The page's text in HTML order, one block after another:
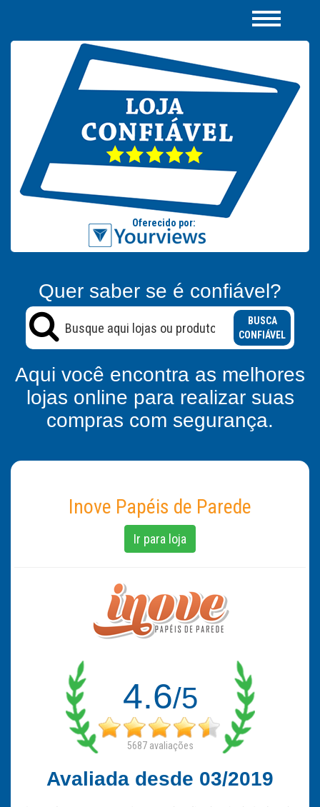
Quer saber se é confiável?
BUSCA
CONFIÁVEL
Aqui você encontra as melhores
lojas online para realizar suas
compras com segurança.
Inove Papéis de Parede
Ir para loja
4.6/5
5687avaliações
Avaliada desde 03/2019